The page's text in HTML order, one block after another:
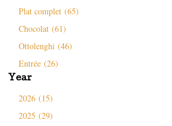
Plat complet (65)
Chocolat (61)
Ottolenghi (46)
Entrée (26)
Year
2026 (15)
2025 (29)